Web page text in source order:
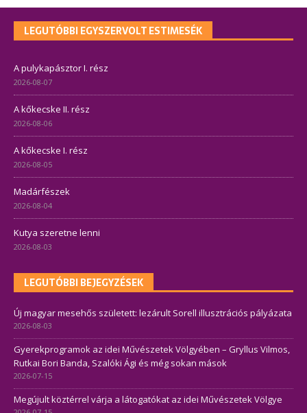
LEGUTÓBBI EGYSZERVOLT ESTIMESÉK
A pulykapásztor I. rész
2026-08-07
A kőkecske II. rész
2026-08-06
A kőkecske I. rész
2026-08-05
Madárfészek
2026-08-04
Kutya szeretne lenni
2026-08-03
LEGUTÓBBI BEJEGYZÉSEK
Új magyar mesehős született: lezárult Sorell illusztrációs pályázata
2026-08-03
Gyerekprogramok az idei Művészetek Völgyében – Gryllus Vilmos,
Rutkai Bori Banda, Szalóki Ági és még sokan mások
2026-07-15
Megújult köztérrel várja a látogatókat az idei Művészetek Völgye